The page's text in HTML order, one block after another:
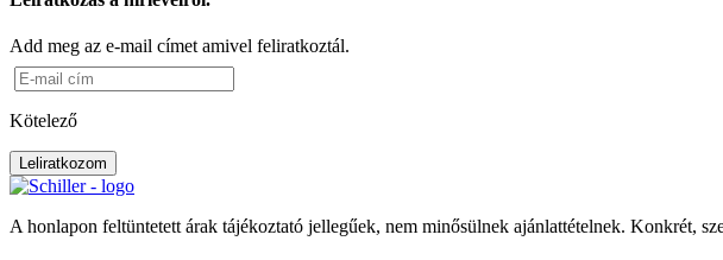
Add meg az e-mail címet amivel feliratkoztál.
Kötelező
Leliratkozom
A honlapon feltüntetett árak tájékoztató jellegűek, nem minősülnek ajánlattételnek. Konkrét,